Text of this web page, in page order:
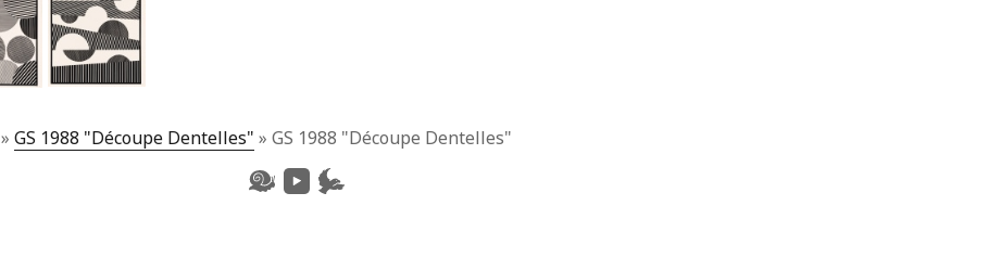
»GS 1988 "Découpe Dentelles" »GS 1988 "Découpe Dentelles"